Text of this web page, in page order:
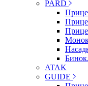
PARD
ATAK
GUIDE